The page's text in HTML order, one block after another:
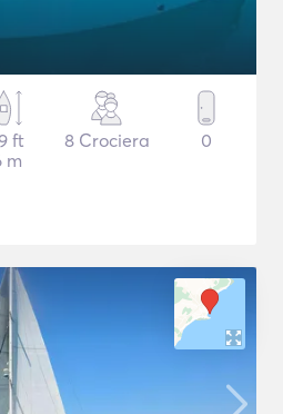
ft
m
8 Crociera 0